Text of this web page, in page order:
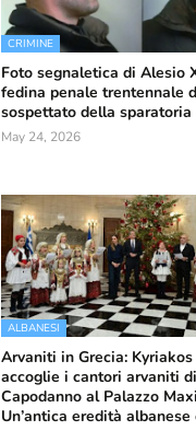
CRIMINE
Foto segnaletica di Alesio
fedina penale trentennale
sospettato della sparatoria
May 24, 2026
ALBANESI
Arvaniti in Grecia:
accoglie i cantori arvaniti di
Capodanno al Palazzo
Un’antica eredità albanese